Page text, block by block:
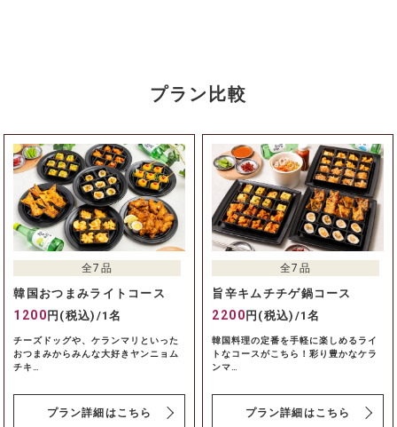
プラン比較
全7品
韓国おつまみライトコース
1200 円(税込)/1名
チーズドッグや、ケランマリといった
おつまみからみんな大好きヤンニョム
チキ…
プラン詳細はこちら
全7品
旨辛キムチチゲ鍋コース
2200 円(税込)/1名
韓国料理の定番を手軽に楽しめるライ
トなコースがこちら！彩り豊かなケラ
ンマ…
プラン詳細はこちら